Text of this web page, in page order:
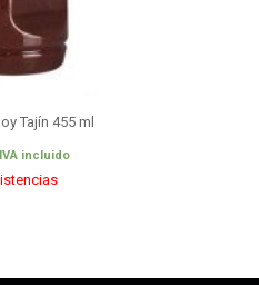
Tajín 455 ml
IVA incluido